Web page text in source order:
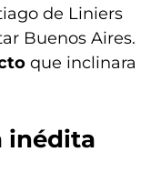
de Liniers
Buenos Aires.
que inclinara
inédita